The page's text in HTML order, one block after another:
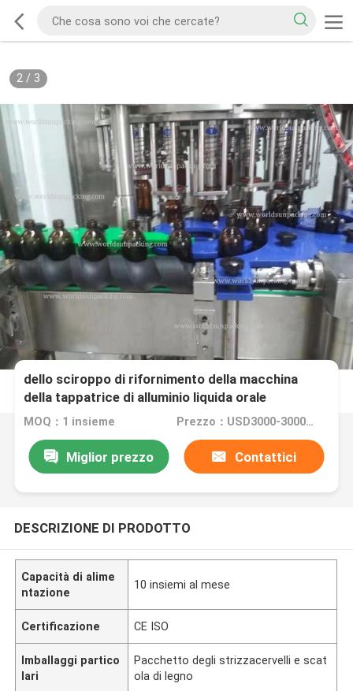
2/ 3
Acciaio inossidabile 316L della bottiglia di vetro
dello sciroppo di rifornimento della macchina
della tappatrice di alluminio liquida orale
automatica del cappuccio
MOQ：1 insieme Prezzo：USD3000-30000/Set
Miglior prezzo Contattici
DESCRIZIONE DI PRODOTTO
Capacità di alime
ntazione
10 insiemi al mese
Certificazione CE ISO
Imballaggi partico
lari
Pacchetto degli strizzacervelli e scat
ola di legno